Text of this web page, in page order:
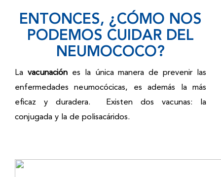
ENTONCES, ¿CÓMO NOS
PODEMOS CUIDAR DEL
NEUMOCOCO?
La vacunaciónes la única manera de prevenir las
enfermedades neumocócicas, es además la más
eficaz y duradera. Existen dos vacunas: la
conjugada y la de polisacáridos.